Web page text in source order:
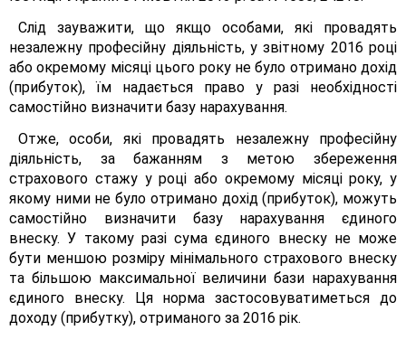
Слід зауважити, що якщо особами, які провадять
незалежну професійну діяльність, у звітному 2016 році
або окремому місяці цього року не було отримано дохід
(прибуток), їм надається право у разі необхідності
самостійно визначити базу нарахування.
Отже, особи, які провадять незалежну професійну
діяльність, за бажанням з метою збереження
страхового стажу у році або окремому місяці року, у
якому ними не було отримано дохід (прибуток), можуть
самостійно визначити базу нарахування єдиного
внеску. У такому разі сума єдиного внеску не може
бути меншою розміру мінімального страхового внеску
та більшою максимальної величини бази нарахування
єдиного внеску. Ця норма застосовуватиметься до
доходу (прибутку), отриманого за 2016 рік.